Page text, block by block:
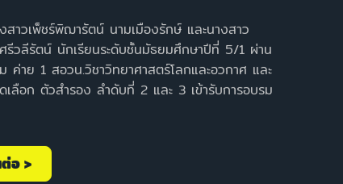
วเพ็ชร์พิฌารัตน์ นามเมืองรักษ์ และนางสาว
ศรีวลีรัตน์ นักเรียนระดับชั้นมัธยมศึกษาปีที่ 5/1 ผ่าน
ค่าย 1 สอวน.วิชาวิทยาศาสตร์โลกและอวกาศ และ
เลือก ตัวสำรอง ลำดับที่ 2 และ 3 เข้ารับการอบรม
อ >